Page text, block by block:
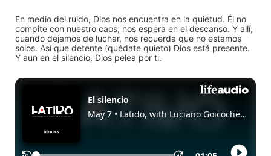
En medio del ruido, Dios nos encuentra en la quietud. Él no
compite con nuestro caos; nos espera en el descanso. Y allí,
cuando dejamos de luchar, nos recuerda que no estamos
solos. Así que detente (quédate quieto) Dios está presente.
Y aun en el silencio, Dios pelea por ti.